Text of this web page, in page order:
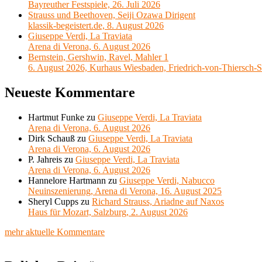
Bayreuther Festspiele, 26. Juli 2026
Strauss und Beethoven, Seiji Ozawa Dirigent
klassik-begeistert.de, 8. August 2026
Giuseppe Verdi, La Traviata
Arena di Verona, 6. August 2026
Bernstein, Gershwin, Ravel, Mahler 1
6. August 2026, Kurhaus Wiesbaden, Friedrich-von-Thiersch-
Neueste Kommentare
Hartmut Funke zu Giuseppe Verdi, La Traviata
Arena di Verona, 6. August 2026
Dirk Schauß zu Giuseppe Verdi, La Traviata
Arena di Verona, 6. August 2026
P. Jahreis zu Giuseppe Verdi, La Traviata
Arena di Verona, 6. August 2026
Hannelore Hartmann zu Giuseppe Verdi, Nabucco
Neuinszenierung, Arena di Verona, 16. August 2025
Sheryl Cupps zu Richard Strauss, Ariadne auf Naxos
Haus für Mozart, Salzburg, 2. August 2026
mehr aktuelle Kommentare